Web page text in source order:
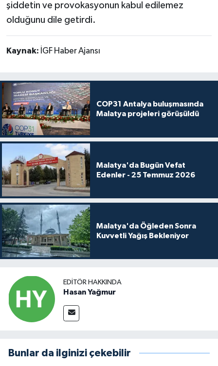
şiddetin ve provokasyonun kabul edilemez
olduğunu dile getirdi.
Kaynak: İGF Haber Ajansı
COP31 Antalya buluşmasında
Malatya projeleri görüşüldü
Malatya'da Bugün Vefat
Edenler - 25 Temmuz 2026
Malatya'da Öğleden Sonra
Kuvvetli Yağış Bekleniyor
EDITÖR HAKKINDA
Hasan Yağmur
Bunlar da ilginizi çekebilir